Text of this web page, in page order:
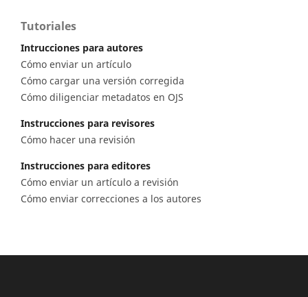
Tutoriales
Intrucciones para autores
Cómo enviar un artículo
Cómo cargar una versión corregida
Cómo diligenciar metadatos en OJS
Instrucciones para revisores
Cómo hacer una revisión
Instrucciones para editores
Cómo enviar un artículo a revisión
Cómo enviar correcciones a los autores